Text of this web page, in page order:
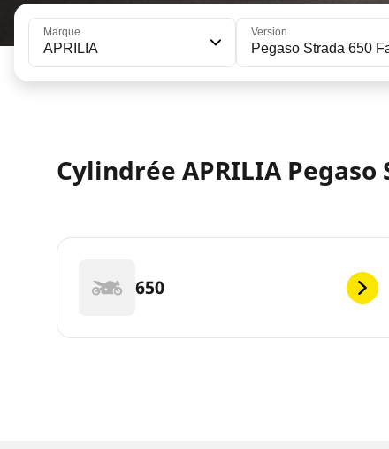
Marque
APRILIA
Version
Pegaso Strada 650
Cylindrée APRILIA Pegaso
650